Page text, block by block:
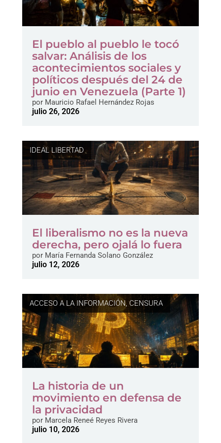
El pueblo al pueblo le tocó
salvar: Análisis de los
acontecimientos sociales y
políticos después del 24 de
junio en Venezuela (Parte 1)
porMauricio Rafael Hernández Rojas
julio 26, 2026
IDEAL LIBERTAD
El liberalismo no es la nueva
derecha, pero ojalá lo fuera
porMaría Fernanda Solano González
julio 12, 2026
ACCESO A LA INFORMACIÓN,CENSURA
La historia de un
movimiento en defensa de
la privacidad
porMarcela Reneé Reyes Rivera
julio 10, 2026